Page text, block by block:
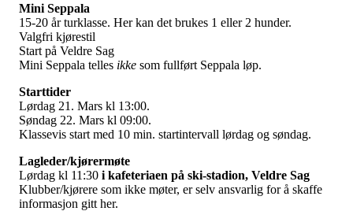
Mini Seppala
15-20 år turklasse. Her kan det brukes 1 eller 2 hunder.
Valgfri kjørestil
Start på Veldre Sag
Mini Seppala telles ikke som fullført Seppala løp.
Starttider
Lørdag 21. Mars kl 13:00.
Søndag 22. Mars kl 09:00.
Klassevis start med 10 min. startintervall lørdag og søndag.
Lagleder/kjørermøte
Lørdag kl 11:30 i kafeteriaen på ski-stadion, Veldre Sag
Klubber/kjørere som ikke møter, er selv ansvarlig for å skaffe
informasjon gitt her.